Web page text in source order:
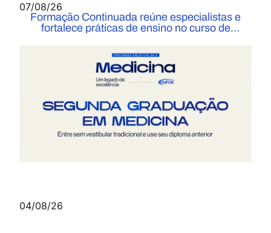
07/08/26
Formação Continuada reúne especialistas e
fortalece práticas de ensino no curso de
04/08/26